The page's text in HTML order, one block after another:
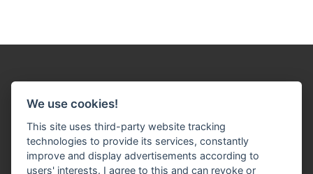
Impressum Datenschutz Widerruf-Formular
Cookie-Einstellungen ändern
We use cookies!
This site uses third-party website tracking
technologies to provide its services, constantly
improve and display advertisements according to
users' interests. I agree to this and can revoke or